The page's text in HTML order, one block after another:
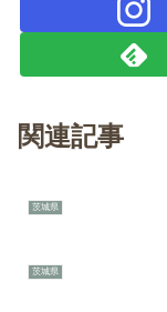
関連記事
茨城県
茨城県